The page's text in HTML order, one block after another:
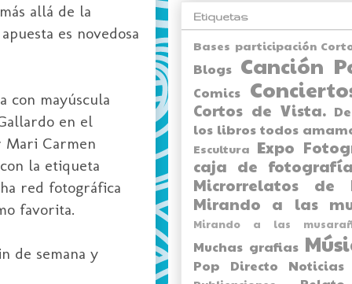
allá de la
es novedosa
con mayúscula
en el
Mari Carmen
la etiqueta
red fotográfica
favorita.
de semana y
Etiquetas
Bases participación
Blogs Canción
Comics
Cortos de Vista.
los libros todos
Escultura Expo
caja de
Microrrelatos de
Mirando a las
Mirando a las
Muchas grafias
Pop Directo Noticias